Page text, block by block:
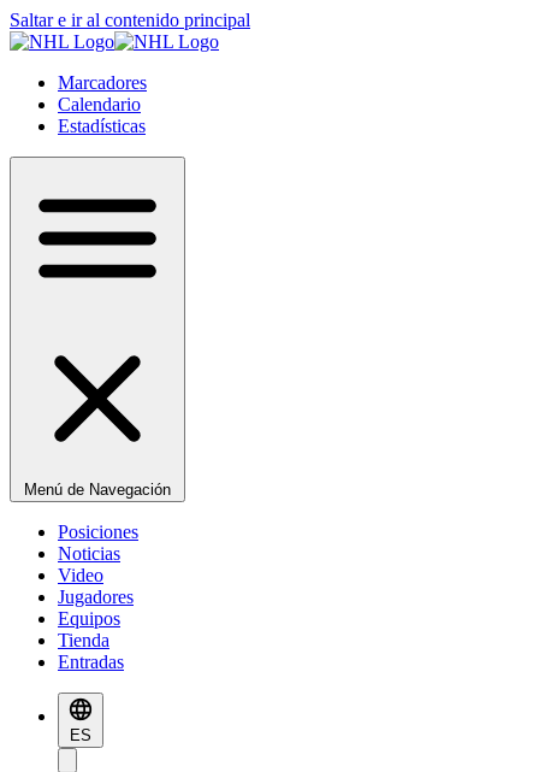
Saltar e ir al contenido principal
Marcadores
Calendario
Estadísticas
Menú de Navegación
Posiciones
Noticias
Video
Jugadores
Equipos
Tienda
Entradas
ES